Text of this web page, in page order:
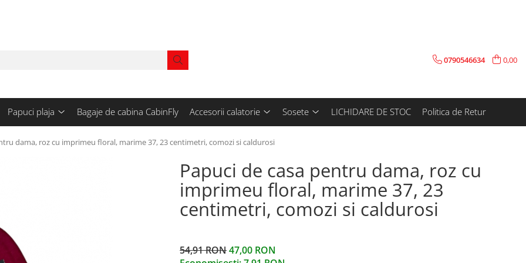
0790546634 0,00
Papuci plaja Bagaje de cabina CabinFly Accesorii calatorie Sosete LICHIDARE DE STOC Politica de Retur
dama, roz cu imprimeu floral, marime 37, 23 centimetri, comozi si caldurosi
Papuci de casa pentru dama, roz cu
imprimeu floral, marime 37, 23
centimetri, comozi si caldurosi
54,91 RON47,00 RON